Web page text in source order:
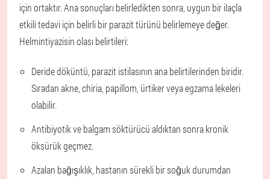
için ortaktır. Ana sonuçları belirledikten sonra, uygun bir ilaçla
etkili tedavi için belirli bir parazit türünü belirlemeye değer.
Helmintiyazisin olası belirtileri:
Deride döküntü, parazit istilasının ana belirtilerinden biridir.
Sıradan akne, chiria, papillom, ürtiker veya egzama lekeleri
olabilir.
Antibiyotik ve balgam söktürücü aldıktan sonra kronik
öksürük geçmez.
Azalan bağışıklık, hastanın sürekli bir soğuk durumdan